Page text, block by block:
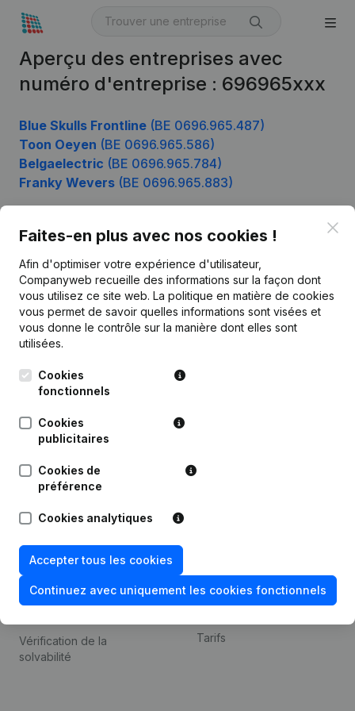
Aperçu des entreprises avec
numéro d'entreprise : 696965xxx
Blue Skulls Frontline (BE 0696.965.487)
Toon Oeyen (BE 0696.965.586)
Belgaelectric (BE 0696.965.784)
Franky Wevers (BE 0696.965.883)
Faites-en plus avec nos cookies !
Afin d'optimiser votre expérience d'utilisateur,
Companyweb recueille des informations sur la façon dont
vous utilisez ce site web. La politique en matière de cookies
vous permet de savoir quelles informations sont visées et
vous donne le contrôle sur la manière dont elles sont
utilisées.
Cookies
fonctionnels
Cookies
publicitaires
Cookies de
préférence
Cookies analytiques
Accepter tous les cookies
Continuez avec uniquement les cookies fonctionnels
Français
Leuvensesteenweg
248D,
Produit
Informations d’entreprise
Monitoring
Recherche internationale
Thème
de la fraude
Consulter des comptes
annuels
Recherche de numéro de
Vérification de la
solvabilité
Contact
Tarifs